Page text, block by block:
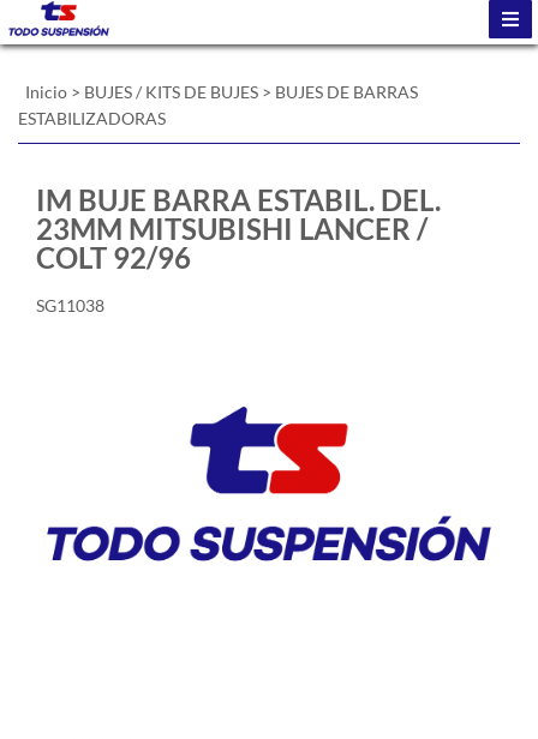
Inicio > BUJES / KITS DE BUJES > BUJES DE BARRAS
ESTABILIZADORAS
IM BUJE BARRA ESTABIL. DEL.
23MM MITSUBISHI LANCER /
COLT 92/96
SG11038